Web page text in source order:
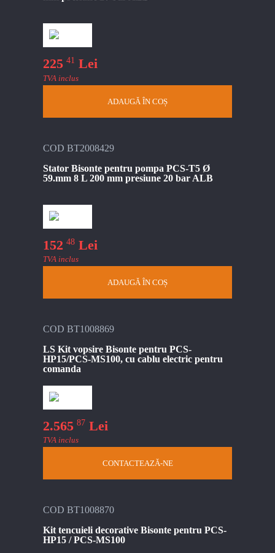
225 41 Lei
TVA inclus
ADAUGĂ ÎN COȘ
COD BT2008429
Stator Bisonte pentru pompa PCS-T5 Ø
59.mm 8 L 200 mm presiune 20 bar ALB
152 48 Lei
TVA inclus
ADAUGĂ ÎN COȘ
COD BT1008869
LS Kit vopsire Bisonte pentru PCS-
HP15/PCS-MS100, cu cablu electric pentru
comanda
2.565 87 Lei
TVA inclus
CONTACTEAZĂ-NE
COD BT1008870
Kit tencuieli decorative Bisonte pentru PCS-
HP15 / PCS-MS100